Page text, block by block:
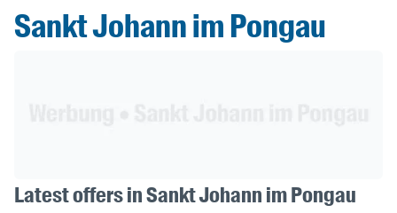
Sankt Johann im Pongau
Latest offers in Sankt Johann im Pongau